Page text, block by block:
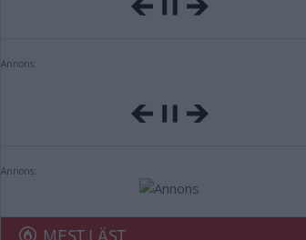
Annons:
Annons: